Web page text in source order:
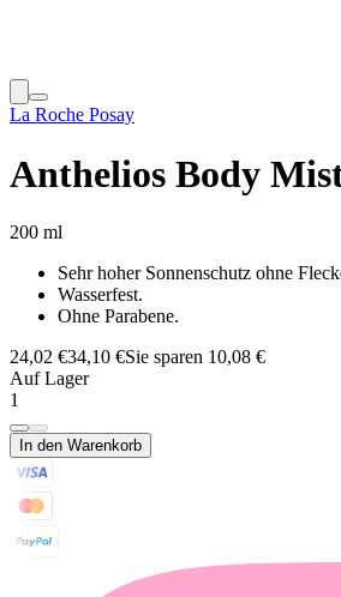
La Roche Posay
Anthelios Body
200 ml
Sehr hoher Sonnenschutz ohne
Wasserfest.
Ohne Parabene.
24,02 €34,10 €Sie sparen 10,08 €
Auf Lager
1
In den Warenkorb